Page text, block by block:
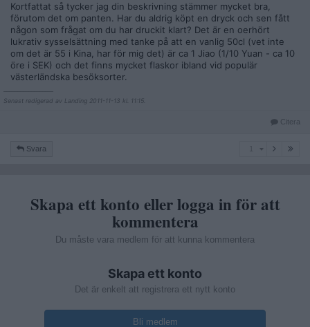
Kortfattat så tycker jag din beskrivning stämmer mycket bra,
förutom det om panten. Har du aldrig köpt en dryck och sen fått
någon som frågat om du har druckit klart? Det är en oerhört
lukrativ sysselsättning med tanke på att en vanlig 50cl (vet inte
om det är 55 i Kina, har för mig det) är ca 1 Jiao (1/10 Yuan - ca 10
öre i SEK) och det finns mycket flaskor ibland vid populär
västerländska besöksorter.
Senast redigerad av Landing 2011-11-13 kl. 11:15.
Citera
Svara
Skapa ett konto eller logga in för att
kommentera
Du måste vara medlem för att kunna kommentera
Skapa ett konto
Det är enkelt att registrera ett nytt konto
Bli medlem